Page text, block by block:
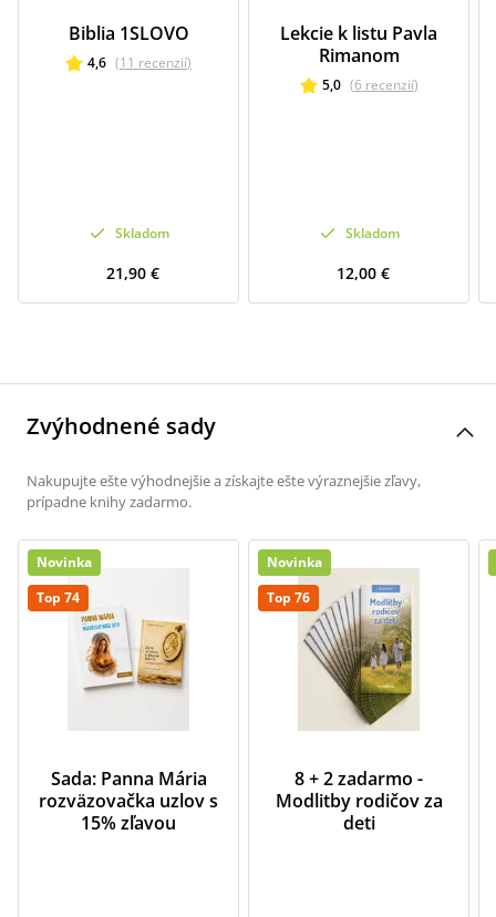
Biblia 1SLOVO
4,6 (11 recenzií)
Skladom
21,90 €
Lekcie k listu Pavla
Rimanom
5,0 (6 recenzií)
Skladom
12,00 €
Zvýhodnené sady
Nakupujte ešte výhodnejšie a získajte ešte výraznejšie zľavy,
prípadne knihy zadarmo.
Novinka
Top 74
Sada: Panna Mária
rozväzovačka uzlov s
15% zľavou
Novinka
Top 76
8 + 2 zadarmo -
Modlitby rodičov za
deti